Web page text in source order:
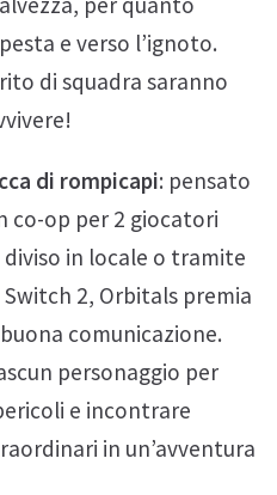
e verso l’ignoto.
di squadra saranno
di rompicapi: pensato
co-op per 2 giocatori
in locale o tramite
2, Orbitals premia
comunicazione.
personaggio per
e incontrare
in un’avventura